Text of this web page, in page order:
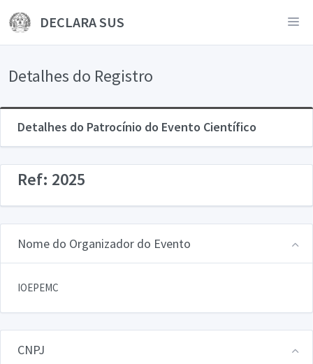
DECLARA SUS
Detalhes do Registro
Detalhes do Patrocínio do Evento Científico
Ref: 2025
Nome do Organizador do Evento
IOEPEMC
CNPJ